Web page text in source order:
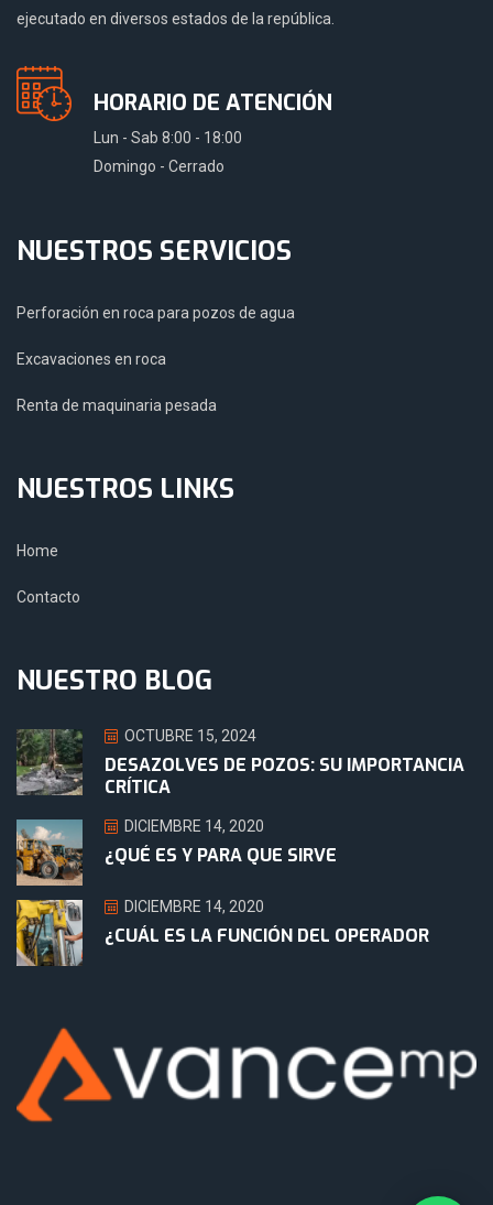
ejecutado en diversos estados de la república.
HORARIO DE ATENCIÓN
Lun - Sab 8:00 - 18:00
Domingo - Cerrado
NUESTROS SERVICIOS
Perforación en roca para pozos de agua
Excavaciones en roca
Renta de maquinaria pesada
NUESTROS LINKS
Home
Contacto
NUESTRO BLOG
OCTUBRE 15, 2024
DESAZOLVES DE POZOS: SU IMPORTANCIA
CRÍTICA
DICIEMBRE 14, 2020
¿QUÉ ES Y PARA QUE SIRVE
DICIEMBRE 14, 2020
¿CUÁL ES LA FUNCIÓN DEL OPERADOR